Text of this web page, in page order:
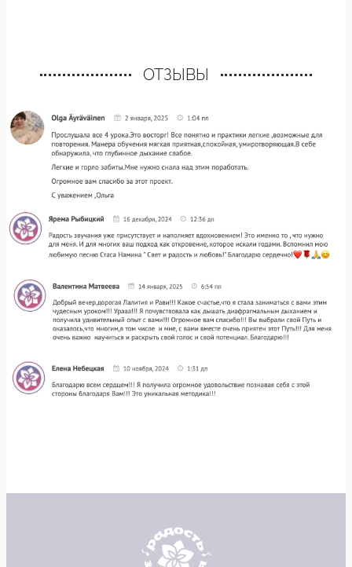
ОТЗЫВЫ